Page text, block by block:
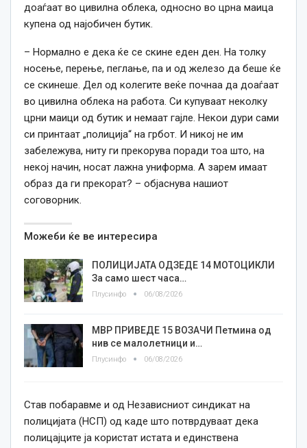
доаѓаат во цивилна облека, односно во црна маица
купена од најобичен бутик.
– Нормално е дека ќе се скине еден ден. На толку
носење, перење, пеглање, па и од железо да беше ќе
се скинеше. Дел од колегите веќе почнаа да доаѓаат
во цивилна облека на работа. Си купуваат неколку
црни маици од бутик и немаат гајле. Некои дури сами
си принтаат „полиција“ на грбот. И никој не им
забележува, ниту ги прекорува поради тоа што, на
некој начин, носат лажна униформа. А зарем имаат
образ да ги прекорат? – објаснува нашиот
соговорник.
Можеби ќе ве интересира
ПОЛИЦИЈАТА ОДЗЕДЕ 14 МОТОЦИКЛИ
За само шест часа…
Плусинфо 06/08/2026
МВР ПРИВЕДЕ 15 ВОЗАЧИ Петмина од
нив се малолетници и…
Плусинфо 06/08/2026
Став побаравме и од Независниот синдикат на
полицијата (НСП) од каде што потврдуваат дека
полицајците ја користат истата и единствена